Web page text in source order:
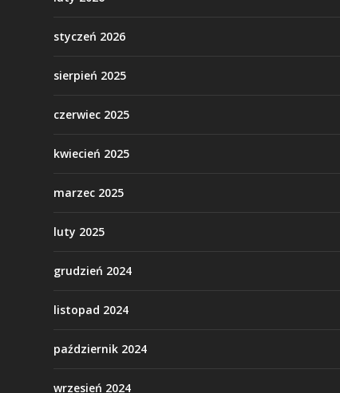
styczeń 2026
sierpień 2025
czerwiec 2025
kwiecień 2025
marzec 2025
luty 2025
grudzień 2024
listopad 2024
październik 2024
wrzesień 2024